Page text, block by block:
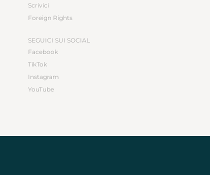
Scrivici
Foreign Rights
SEGUICI SUI SOCIAL
Facebook
TikTok
Instagram
YouTube